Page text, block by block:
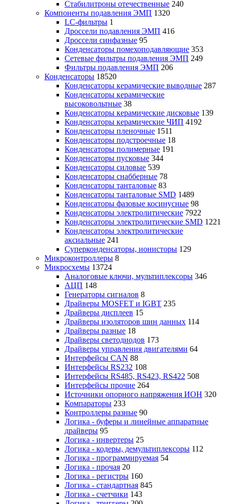
Стабилитроны отечественные 240
Компоненты подавления ЭМП 1320
LC-фильтры 1
Дроссели подавления ЭМП 416
Дроссели синфазные 95
Конденсаторы помехоподавляющие 353
Сетевые фильтры подавления ЭМП 249
Фильтры подавления ЭМП 206
Конденсаторы 18520
Конденсаторы керамические выводные 287
Конденсаторы керамические
высоковольтные 38
Конденсаторы керамические дисковые 139
Конденсаторы керамические ЧИП 4192
Конденсаторы пленочные 1511
Конденсаторы подстроечные 18
Конденсаторы полимерные 191
Конденсаторы пусковые 344
Конденсаторы силовые 539
Конденсаторы снабберные 78
Конденсаторы танталовые 83
Конденсаторы танталовые SMD 1489
Конденсаторы фазовые косинусные 98
Конденсаторы электролитические 7922
Конденсаторы электролитические SMD 1221
Конденсаторы электролитические
аксиальные 241
Суперконденсаторы, ионисторы 129
Микроконтроллеры 8
Микросхемы 13724
Аналоговые ключи, мультиплексоры 346
АЦП 148
Генераторы сигналов 8
Драйверы MOSFET и IGBT 235
Драйверы дисплеев 15
Драйверы изоляторов шин данных 114
Драйверы разные 18
Драйверы светодиодов 173
Драйверы управления двигателями 64
Интерфейсы CAN 88
Интерфейсы RS232 108
Интерфейсы RS485, RS423, RS422 508
Интерфейсы прочие 264
Источники опорного напряжения ИОН 320
Компараторы 233
Контроллеры разные 90
Логика - буферы и линейные аппаратные
драйверы 95
Логика - инвертеры 25
Логика - кодеры, демультиплексоры 112
Логика - программируемая 54
Логика - прочая 20
Логика - регистры 160
Логика - стандартная 845
Логика - счетчики 143